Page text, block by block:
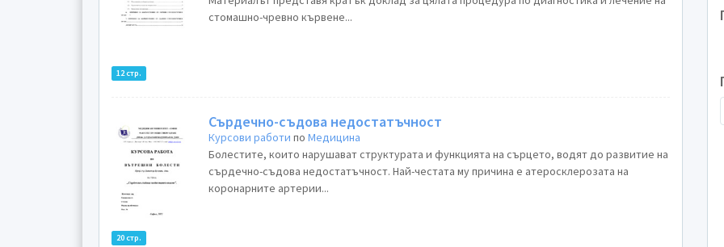
12 стр.
стомашно-чревно кървене...
20 стр.
Сърдечно-съдова недостатъчност
Курсови работи поМедицина
Болестите, които нарушават структурата и функцията на сърцето, водят до развитие на
сърдечно-съдова недостатъчност. Най-честата му причина е атеросклерозата на
коронарните артерии...